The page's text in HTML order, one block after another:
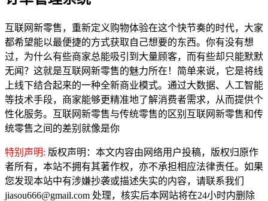
互联网新零售，重新定义购物体验在这个快节奏的时代，大家
都希望能以最便捷的方式获取自己想要的东西。你有没有想
过，为什么有些商家总能吸引到大量顾客，而有些却只能默默
无闻？这就是互联网新零售的魅力所在！简单来说，它是将线
上线下结合起来的一种全新商业模式。通过大数据、人工智能
等技术手段，商家能够更精准地了解消费者需求，从而提供个
性化服务。互联网新零售与传统零售的区别互联网新零售和传
统零售之间的差别就像是你
特别声明: 版权声明：本文内容由网络用户投稿，版权归原作
者所有，本站不拥有其著作权，亦不承担相应法律责任。如果
您发现本站中有涉嫌抄袭或描述失实的内容，请联系我们
jiasou666@gmail.com 处理，核实后本网站将在24小时内删除